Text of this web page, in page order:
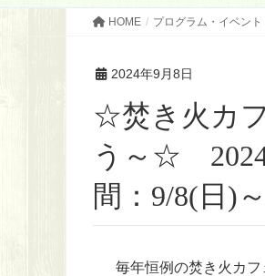
HOME プログラム・イベント
2024年9月8日
☆焚き火カ
う～☆
間：9/8(日)
毎年恒例の焚き火カフ